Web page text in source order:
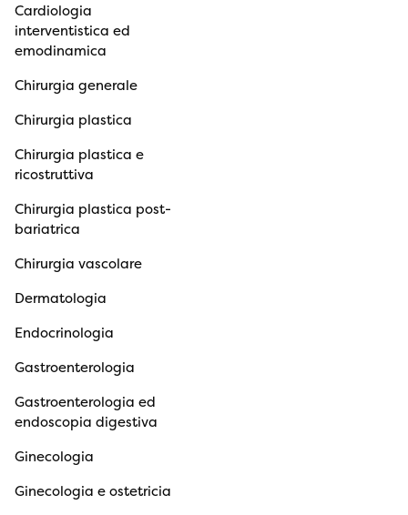
Cardiologia
interventistica ed
emodinamica
Chirurgia generale
Chirurgia plastica
Chirurgia plastica e
ricostruttiva
Chirurgia plastica post-
bariatrica
Chirurgia vascolare
Dermatologia
Endocrinologia
Gastroenterologia
Gastroenterologia ed
endoscopia digestiva
Ginecologia
Ginecologia e ostetricia